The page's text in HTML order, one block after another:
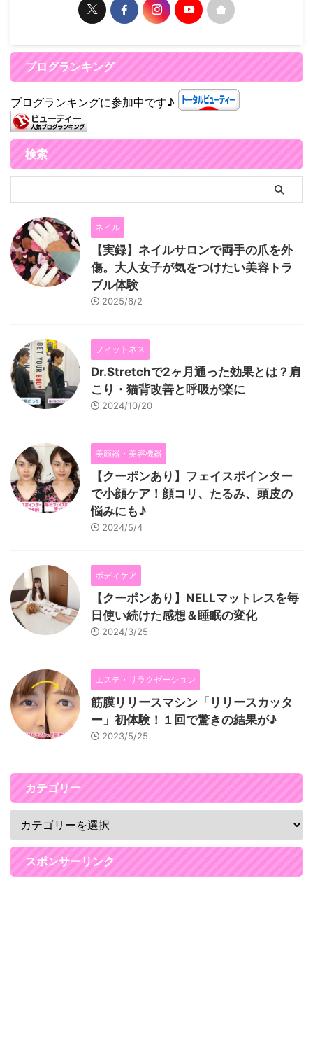
ブログランキング
ブログランキングに参加中です♪
検索
ネイル
【実録】ネイルサロンで両手の爪を外
傷。大人女子が気をつけたい美容トラ
ブル体験
2025/6/2
フィットネス
Dr.Stretchで2ヶ月通った効果とは？肩
こり・猫背改善と呼吸が楽に
2024/10/20
美顔器・美容機器
【クーポンあり】フェイスポインター
で小顔ケア！顔コリ、たるみ、頭皮の
悩みにも♪
2024/5/4
ボディケア
【クーポンあり】NELLマットレスを毎
日使い続けた感想＆睡眠の変化
2024/3/25
エステ・リラクゼーション
筋膜リリースマシン「リリースカッタ
ー」初体験！１回で驚きの結果が♪
2023/5/25
カテゴリー
スポンサーリンク